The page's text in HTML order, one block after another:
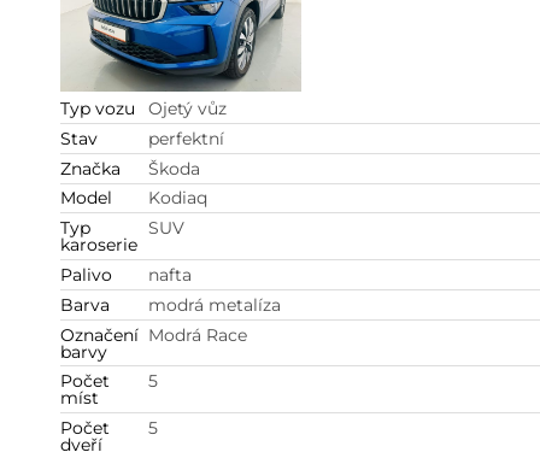
Typ vozu
Ojetý vůz
Stav
perfektní
Značka
Škoda
Model
Kodiaq
Typ
karoserie
SUV
Palivo
nafta
Barva
modrá metalíza
Označení
barvy
Modrá Race
Počet
míst
5
Počet
dveří
5